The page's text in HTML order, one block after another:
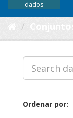
dados
Ordenar por